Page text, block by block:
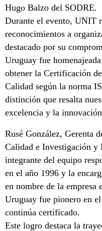
Hugo Balzo del SODRE.
Durante el evento, UNIT
reconocimientos a
destacado por su
Uruguay fue
obtener la Certificación
Calidad según la norma
distinción que resalta
excelencia y la
Rusé González, Gerenta
Calidad e Investigación y
integrante del equipo
en el año 1996 y la
en nombre de la empresa
Uruguay fue pionero en
continúa certificado.
Este logro destaca la